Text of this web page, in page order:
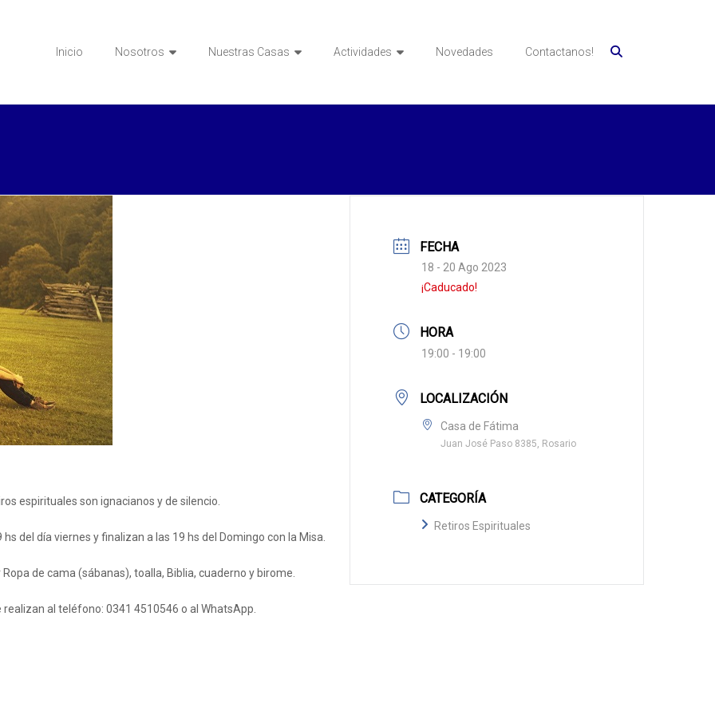
Inicio Nosotros Nuestras Casas Actividades Novedades Contactanos!
espirituales son ignacianos y de silencio.
del día viernes y finalizan a las 19 hs del Domingo con la Misa.
de cama (sábanas), toalla, Biblia, cuaderno y birome.
al teléfono: 0341 4510546 o al WhatsApp.
FECHA
18 - 20 Ago 2023
¡Caducado!
HORA
19:00 - 19:00
LOCALIZACIÓN
Casa de Fátima
Juan José Paso 8385, Rosario
CATEGORÍA
Retiros Espirituales